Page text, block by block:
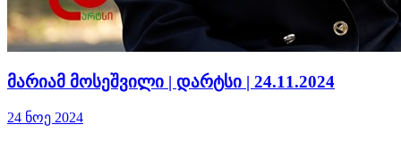
მარიამ მოსეშვილი | დარტსი | 24.11.2024
24 ნოე 2024